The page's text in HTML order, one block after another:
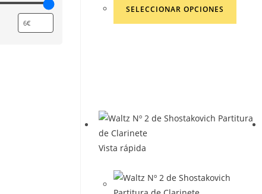
SELECCIONAR OPCIONES
Vista rápida